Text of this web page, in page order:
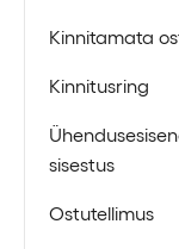
Kinnitamata
Kinnitusring
sisestus
Ostutellimus